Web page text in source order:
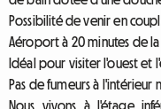
Possibilité de venir en
Aéroport à 20 minutes de la
Idéal pour visiter l'ouest et
Pas de fumeurs à l'intérieur
Nous vivons à l'étage